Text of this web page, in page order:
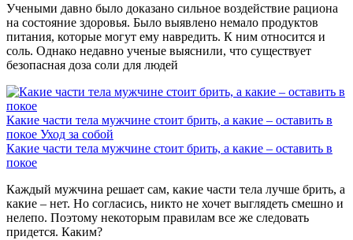
Учеными давно было доказано сильное воздействие рациона
на состояние здоровья. Было выявлено немало продуктов
питания, которые могут ему навредить. К ним относится и
соль. Однако недавно ученые выяснили, что существует
безопасная доза соли для людей
Какие части тела мужчине стоит брить, а какие – оставить в
покое Уход за собой
Какие части тела мужчине стоит брить, а какие – оставить в
покое
Каждый мужчина решает сам, какие части тела лучше брить, а
какие – нет. Но согласись, никто не хочет выглядеть смешно и
нелепо. Поэтому некоторым правилам все же следовать
придется. Каким?